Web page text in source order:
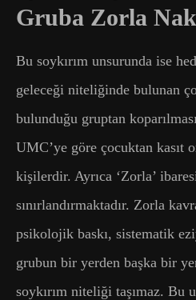
Gruba Zorla
Bu soykırım unsurunda ise
geleceği niteliğinde bulunan
bulunduğu gruptan
UMC’ye göre çocuktan kasıt
kişilerdir. Ayrıca ‘Zorla’
sınırlandırmaktadır. Zorla
psikolojik baskı, sistematik
grubun bir yerden başka bir
soykırım niteliği taşımaz. Bu